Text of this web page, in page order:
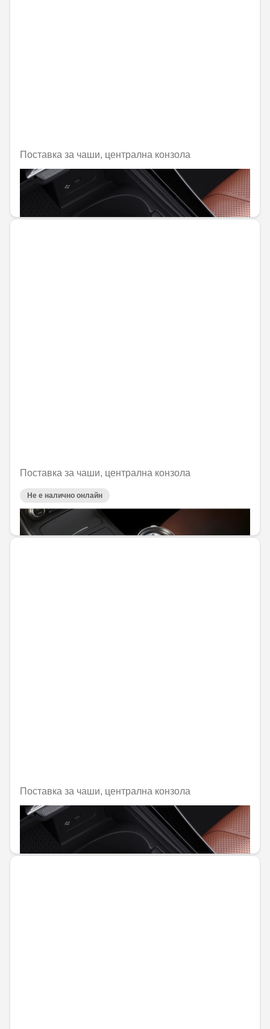
Поставка за чаши, централна конзола
Не е налично онлайн
50,82 € / 99,40 лв.
Поставка за чаши, централна конзола
Не е налично онлайн
38,72 € / 75,74 лв.
Поставка за чаши, централна конзола
Не е налично онлайн
50,82 € / 99,40 лв.